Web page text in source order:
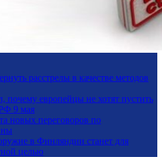
расстрелы в качестве методов
почему европейцы не хотят пустить
9 мая
новых переговоров по
в Финляндии станет для
целью